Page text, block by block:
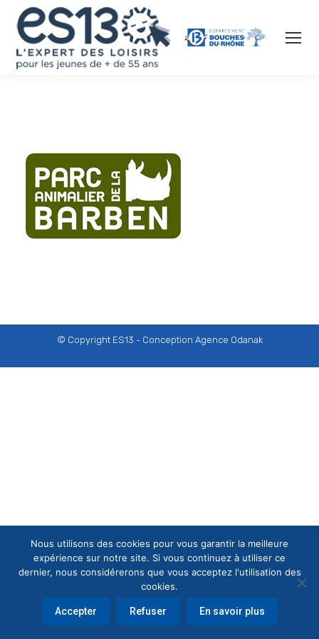
© Copyright ES13 - Conception Agence Odanak
Nous utilisons des cookies pour vous garantir la meilleure
expérience sur notre site. Si vous continuez à utiliser ce
dernier, nous considérerons que vous acceptez l'utilisation des
cookies.
Accepter Refuser En savoir plus